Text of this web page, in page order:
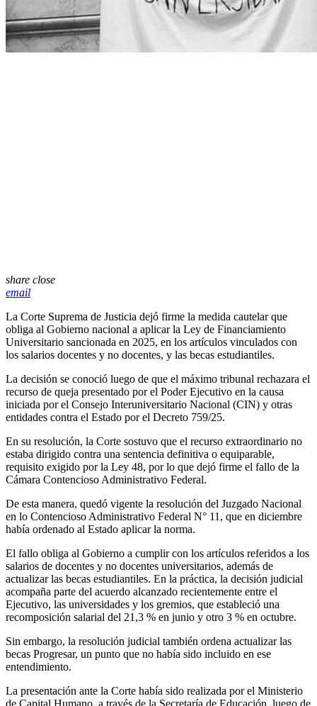
share close
email
La Corte Suprema de Justicia dejó firme la medida cautelar que
obliga al Gobierno nacional a aplicar la Ley de Financiamiento
Universitario sancionada en 2025, en los artículos vinculados con
los salarios docentes y no docentes, y las becas estudiantiles.
La decisión se conoció luego de que el máximo tribunal rechazara el
recurso de queja presentado por el Poder Ejecutivo en la causa
iniciada por el Consejo Interuniversitario Nacional (CIN) y otras
entidades contra el Estado por el Decreto 759/25.
En su resolución, la Corte sostuvo que el recurso extraordinario no
estaba dirigido contra una sentencia definitiva o equiparable,
requisito exigido por la Ley 48, por lo que dejó firme el fallo de la
Cámara Contencioso Administrativo Federal.
De esta manera, quedó vigente la resolución del Juzgado Nacional
en lo Contencioso Administrativo Federal N° 11, que en diciembre
había ordenado al Estado aplicar la norma.
El fallo obliga al Gobierno a cumplir con los artículos referidos a los
salarios de docentes y no docentes universitarios, además de
actualizar las becas estudiantiles. En la práctica, la decisión judicial
acompaña parte del acuerdo alcanzado recientemente entre el
Ejecutivo, las universidades y los gremios, que estableció una
recomposición salarial del 21,3 % en junio y otro 3 % en octubre.
Sin embargo, la resolución judicial también ordena actualizar las
becas Progresar, un punto que no había sido incluido en ese
entendimiento.
La presentación ante la Corte había sido realizada por el Ministerio
de Capital Humano, a través de la Secretaría de Educación, luego de